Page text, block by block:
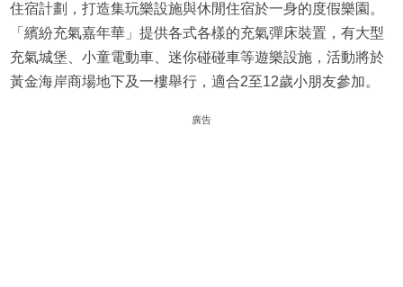
住宿計劃，打造集玩樂設施與休閒住宿於一身的度假樂園。
「繽紛充氣嘉年華」提供各式各樣的充氣彈床裝置，有大型
充氣城堡、小童電動車、迷你碰碰車等遊樂設施，活動將於
黃金海岸商場地下及一樓舉行，適合2至12歲小朋友參加。
廣告